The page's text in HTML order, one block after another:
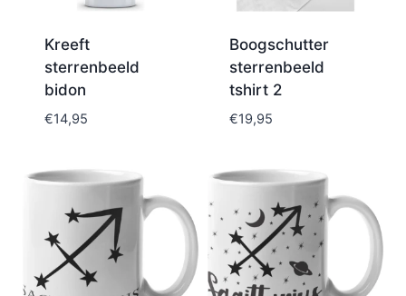
Kreeft
sterrenbeeld
bidon
€14,95
Boogschutter
sterrenbeeld
tshirt 2
€19,95